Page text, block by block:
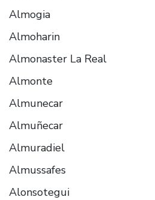
Almogia
Almoharin
Almonaster La Real
Almonte
Almunecar
Almuñecar
Almuradiel
Almussafes
Alonsotegui